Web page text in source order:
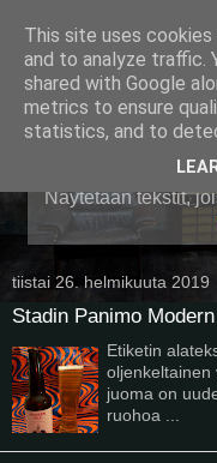
Pullollinen
Näytetään tekstit,
tiistai 26. helmikuuta 2019
Stadin Panimo
Etiketin
oljenkeltainen
juoma on
ruohoa ...
This site uses
and to analyze traffic.
shared with Google
metrics to ensure
statistics, and to